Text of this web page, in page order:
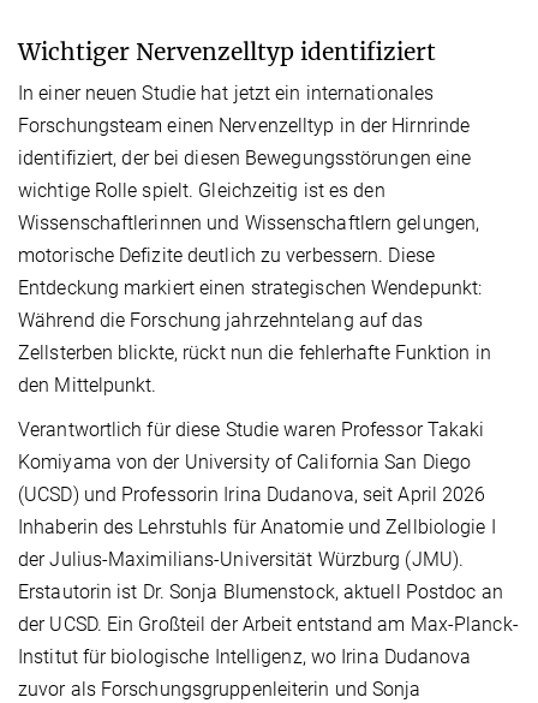
Wichtiger Nervenzelltyp identifiziert
In einer neuen Studie hat jetzt ein internationales
Forschungsteam einen Nervenzelltyp in der Hirnrinde
identifiziert, der bei diesen Bewegungsstörungen eine
wichtige Rolle spielt. Gleichzeitig ist es den
Wissenschaftlerinnen und Wissenschaftlern gelungen,
motorische Defizite deutlich zu verbessern. Diese
Entdeckung markiert einen strategischen Wendepunkt:
Während die Forschung jahrzehntelang auf das
Zellsterben blickte, rückt nun die fehlerhafte Funktion in
den Mittelpunkt.
Verantwortlich für diese Studie waren Professor Takaki
Komiyama von der University of California San Diego
(UCSD) und Professorin Irina Dudanova, seit April 2026
Inhaberin des Lehrstuhls für Anatomie und Zellbiologie I
der Julius-Maximilians-Universität Würzburg (JMU).
Erstautorin ist Dr. Sonja Blumenstock, aktuell Postdoc an
der UCSD. Ein Großteil der Arbeit entstand am Max-Planck-
Institut für biologische Intelligenz, wo Irina Dudanova
zuvor als Forschungsgruppenleiterin und Sonja